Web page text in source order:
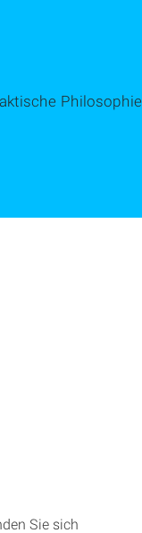
Philosophie
Sie sich